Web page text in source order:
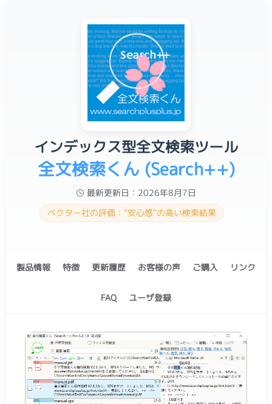
インデックス型全文検索ツール
全文検索くん (Search++)
最新更新日：2026年8月7日
ベクター社の評価：”安心感”の高い検索結果
製品情報 特徴 更新履歴 お客様の声 ご購入 リンク
FAQ ユーザ登録